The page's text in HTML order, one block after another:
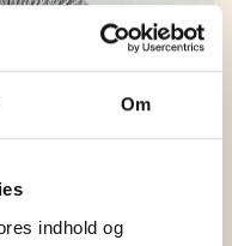
Om
indhold og